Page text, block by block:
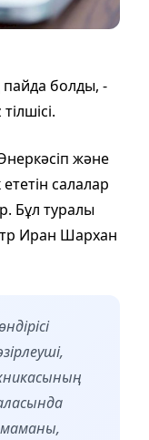
болды, -
және
салалар
Бұл туралы
Иран Шархан